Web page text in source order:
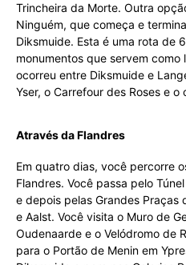
Trincheira da Morte. Outra
Ninguém, que começa e
Diksmuide. Esta é uma rota de
monumentos que servem
ocorreu entre Diksmuide e
Yser, o Carrefour des Roses e
Através da Flandres
Em quatro dias, você percorre
Flandres. Você passa pelo
e depois pelas Grandes Praças
e Aalst. Você visita o Muro de
Oudenaarde e o Velódromo de
para o Portão de Menin em